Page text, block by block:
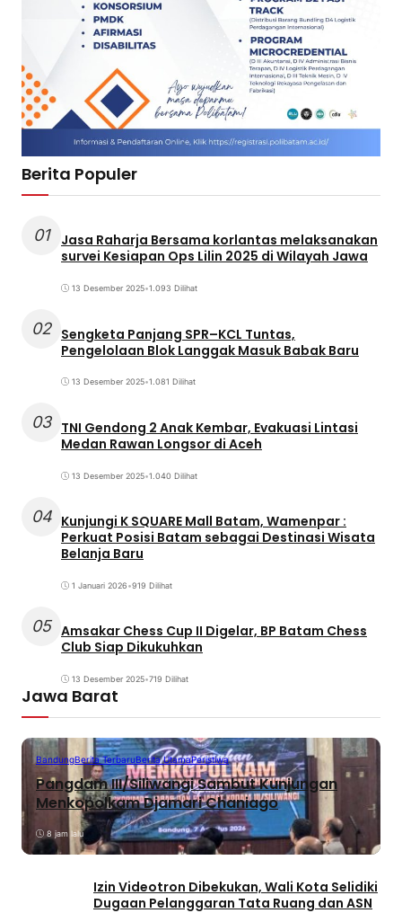
Berita Populer
01
Jasa Raharja Bersama korlantas melaksanakan
survei Kesiapan Ops Lilin 2025 di Wilayah Jawa
13 Desember 2025•1.093 Dilihat
02 Sengketa Panjang SPR–KCL Tuntas,
Pengelolaan Blok Langgak Masuk Babak Baru
13 Desember 2025•1.081 Dilihat
03 TNI Gendong 2 Anak Kembar, Evakuasi Lintasi
Medan Rawan Longsor di Aceh
13 Desember 2025•1.040 Dilihat
04 Kunjungi K SQUARE Mall Batam, Wamenpar :
Perkuat Posisi Batam sebagai Destinasi Wisata
Belanja Baru
1 Januari 2026•919 Dilihat
05 Amsakar Chess Cup II Digelar, BP Batam Chess
Club Siap Dikukuhkan
13 Desember 2025•719 Dilihat
Jawa Barat
BandungBerita TerbaruBerita UtamaPeristiwa
Pangdam III/Siliwangi Sambut Kunjungan
Menkopolkam Djamari Chaniago
8 jam lalu
Izin Videotron Dibekukan, Wali Kota Selidiki
Dugaan Pelanggaran Tata Ruang dan ASN